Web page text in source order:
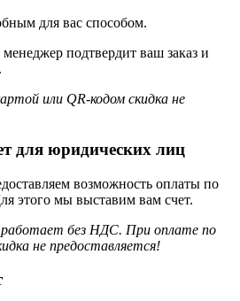
для вас способом.
подтвердит ваш заказ и
или QR-кодом скидка не
для юридических лиц
возможность оплаты по
этого мы выставим вам счет.
без НДС. При оплате по
не предоставляется!